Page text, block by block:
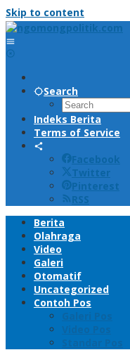
Skip to content
Search
Indeks Berita
Terms of Service
Facebook
Twitter
Pinterest
RSS
Berita
Olahraga
Video
Galeri
Otomatif
Uncategorized
Contoh Pos
Galeri Pos
Video Pos
Standar Pos